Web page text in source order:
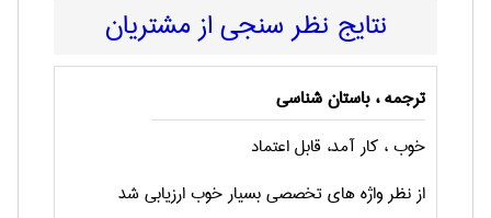
نتایج نظر سنجی از مشتریان
ترجمه ، باستان شناسی
خوب ، کار آمد، قابل اعتماد
از نظر واژه های تخصصی بسیار خوب ارزیابی شد